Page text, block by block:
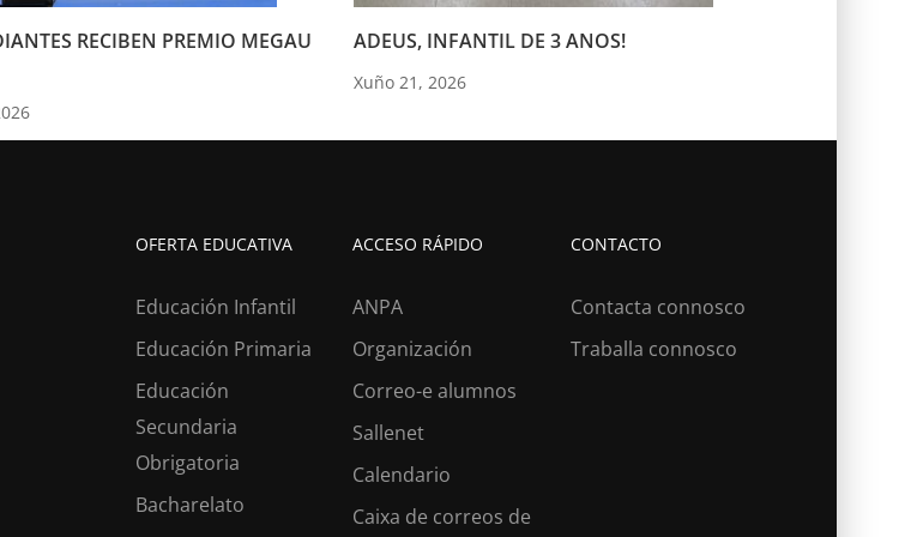
RECIBEN PREMIO MEGAU
ADEUS, INFANTIL DE 3 ANOS!
Xuño 21, 2026
OFERTA EDUCATIVA
Educación Infantil
Educación Primaria
Educación
Secundaria
Obrigatoria
Bacharelato
ACCESO RÁPIDO
ANPA
Organización
Correo-e alumnos
Sallenet
Calendario
Caixa de correos de
CONTACTO
Contacta connosco
Traballa connosco
BUSCAR COLEXIO?